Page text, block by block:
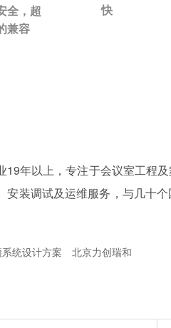
全，超
兼容
快
19年以上，专注于会议室工程
安装调试及运维服务，与几十
统设计方案
北京力创瑞和